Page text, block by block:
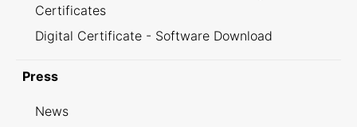
Certificates
Digital Certificate - Software Download
Press
News